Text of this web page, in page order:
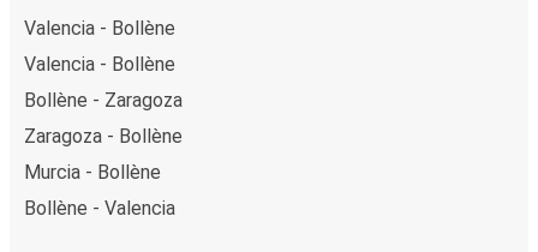
Valencia - Bollène
Valencia - Bollène
Bollène - Zaragoza
Zaragoza - Bollène
Murcia - Bollène
Bollène - Valencia